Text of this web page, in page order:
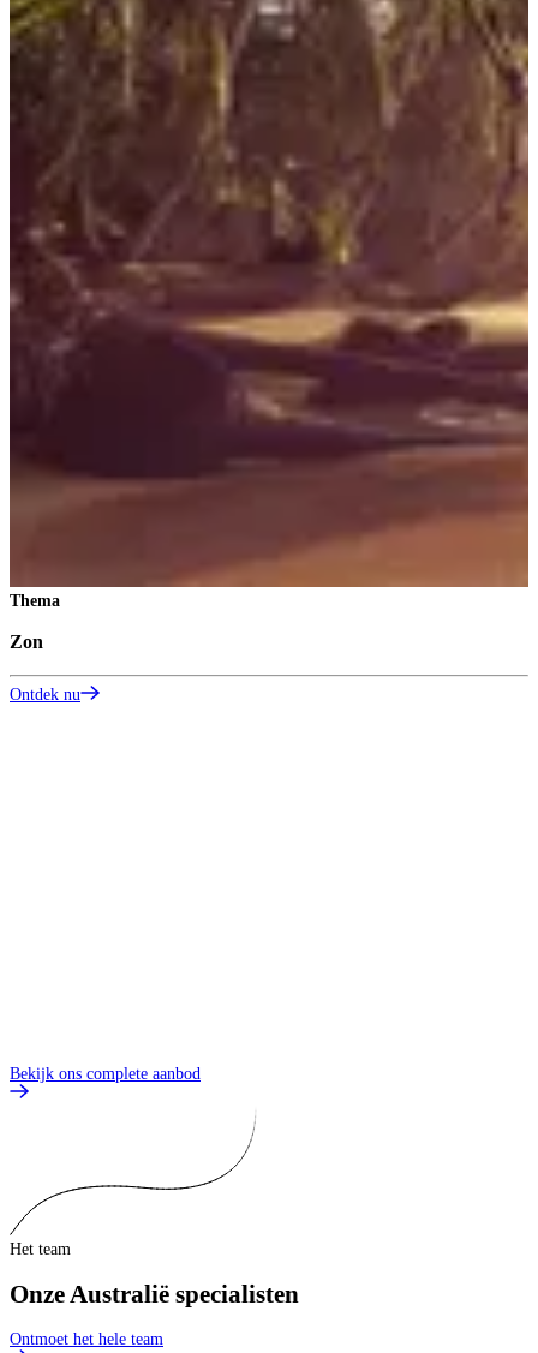
Thema
Zon
Ontdek nu
Bekijk ons complete aanbod
Het team
Onze Australië specialisten
Ontmoet het hele team